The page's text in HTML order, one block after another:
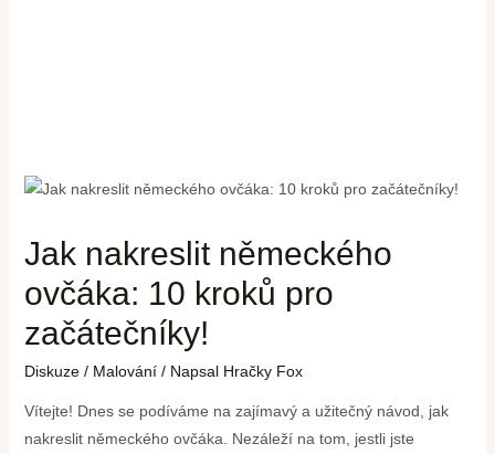
Jak nakreslit německého
ovčáka: 10 kroků pro
začátečníky!
Diskuze / Malování/ Napsal Hračky Fox
Vítejte! Dnes se podíváme na zajímavý a užitečný návod, jak
nakreslit německého ovčáka. Nezáleží na tom, jestli jste